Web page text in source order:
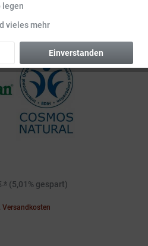
* (5,01% gespart)
Versandkosten
legen
vieles mehr
Einverstanden